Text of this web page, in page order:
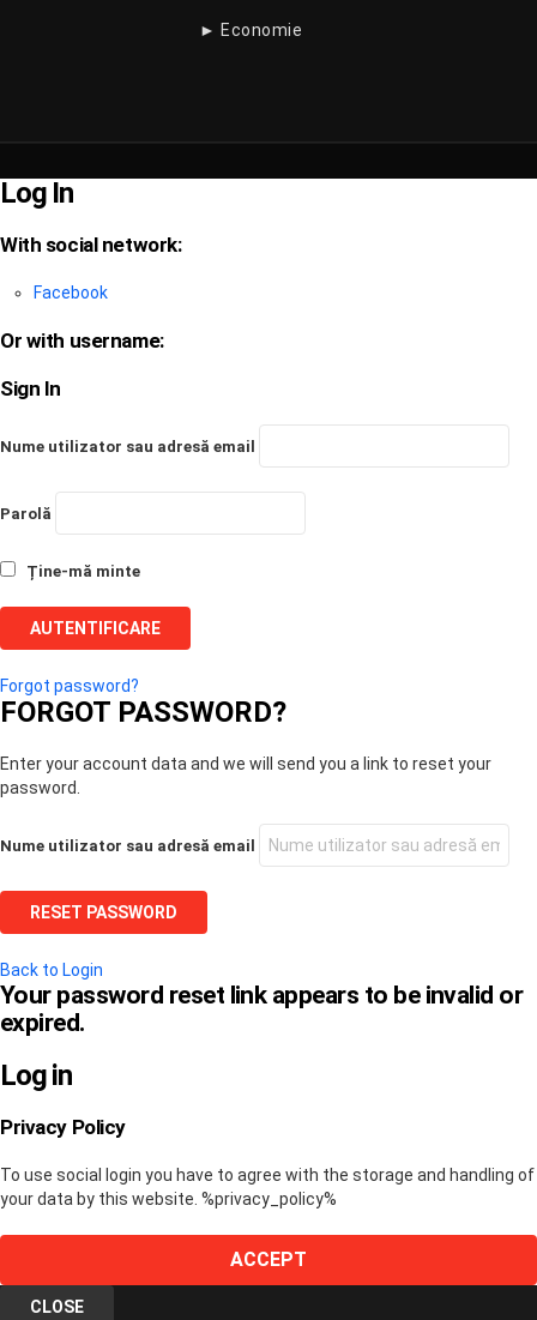
► Economie
Log In
With social network:
Facebook
Or with username:
Sign In
Nume utilizator sau adresă email
Parolă
Ține-mă minte
Forgot password?
FORGOT PASSWORD?
Enter your account data and we will send you a link to reset your
password.
Nume utilizator sau adresă email
Back to Login
Your password reset link appears to be invalid or
expired.
Log in
Privacy Policy
To use social login you have to agree with the storage and handling of
your data by this website. %privacy_policy%
ACCEPT
CLOSE